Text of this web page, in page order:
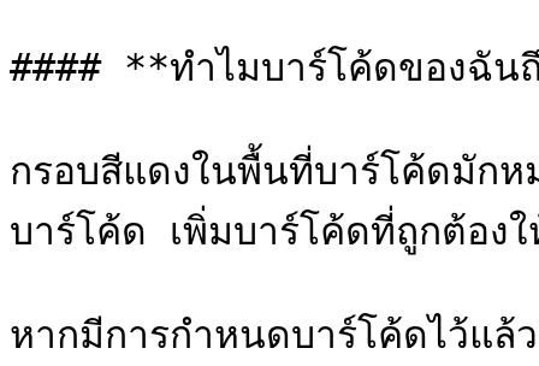
#### **ทำไมบาร์โค้ดของฉัน
กรอบสีแดงในพื้นที่บาร์โค้ดมัก
บาร์โค้ด เพิ่มบาร์โค้ดที่ถูกต้อง
หากมีการกำหนดบาร์โค้ดไว้แล้